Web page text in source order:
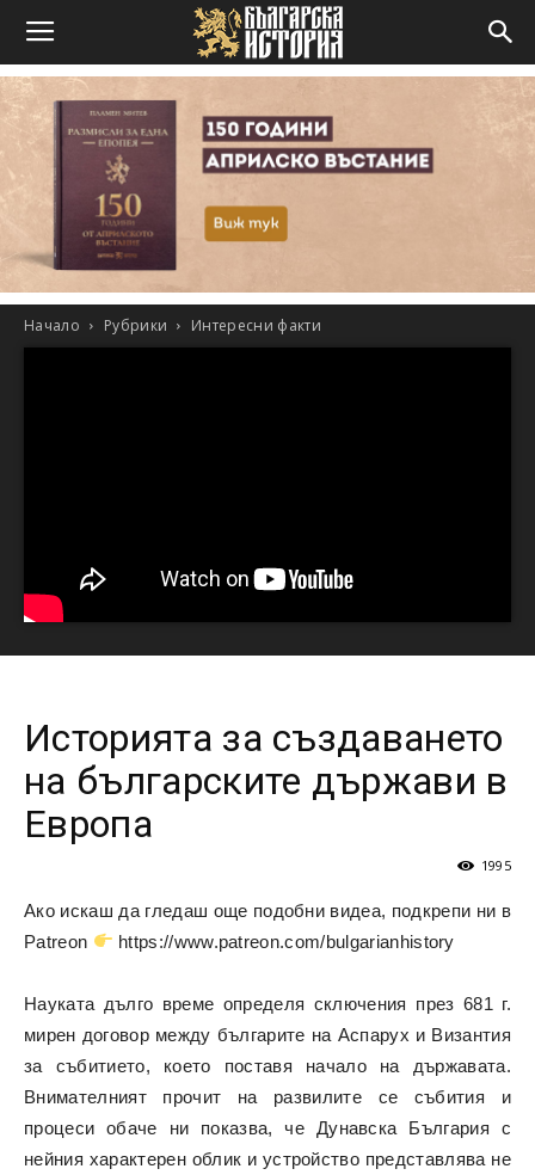
Начало Рубрики Интересни факти
Историята за създаването
на българските държави в
Европа
1995
Ако искаш да гледаш още подобни видеа, подкрепи ни в
Patreon
https://www.patreon.com/bulgarianhistory
Науката дълго време определя сключения през 681 г.
мирен договор между българите на Аспарух и Византия
за събитието, което поставя начало на държавата.
Внимателният прочит на развилите се събития и
процеси обаче ни показва, че Дунавска България с
нейния характерен облик и устройство представлява не